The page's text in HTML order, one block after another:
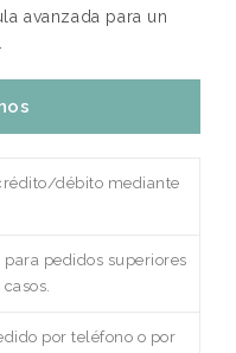
avanzada para un
débito mediante
para pedidos superiores
por teléfono o por